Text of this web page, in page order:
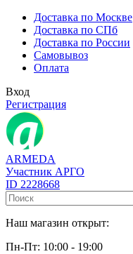
Доставка по Москве
Доставка по СПб
Доставка по России
Самовывоз
Оплата
Вход
Регистрация
ARMEDA
Участник АРГО
ID 2228668
Наш магазин открыт:
Пн-Пт: 10:00 - 19:00